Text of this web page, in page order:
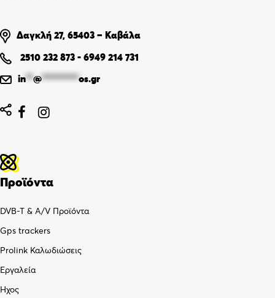
Δαγκλή 27, 65403 – Καβάλα
2510 232 873 - 6949 214 731
in**@**********os.gr
 
Προϊόντα
DVB-T & A/V Προϊόντα
Gps trackers
Prolink Καλωδιώσεις
Εργαλεία
Ήχος